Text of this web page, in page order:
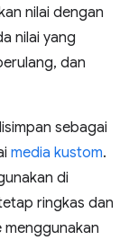
nilai dengan
nilai yang
dan
sebagai
media kustom.
di
ringkas dan
menggunakan